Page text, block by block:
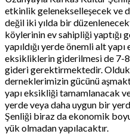
etkinlik gelenekselleşecek ve
değil iki yılda bir
köylerinin ev sahipliği yaptığı
yapıldığı yerde önemli alt
eksikliklerin giderilmesi de 7-8
gideri gerektirmektedir.
derneklerimizin gücünü
yapı eksikliği tamamlanacak
yerde veya daha uygun bir
Şenliği biraz da ekonomik
yük olmadan yapılacaktır.